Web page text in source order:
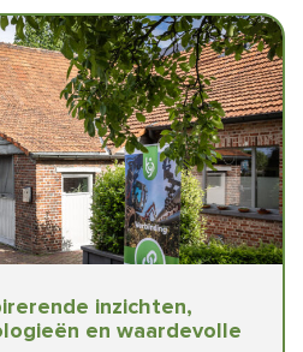
inzichten,
en waardevolle